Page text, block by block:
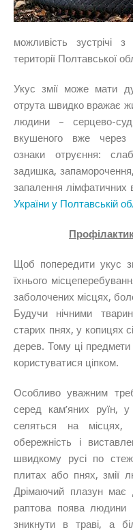
можливість зустрічі
території Полтавської
Укус змії може мати
отрута швидко вражає
людини – серцево-
вкушеного вже через
ознаки отруєння:
задишка,
запалення лімфатичних
України у Полтавській
Щоб попередити укус
їхнього
заболочених місцях,
Будучи нічними
старих пнях, у копицях
дерев. Тому ці
користуватися ціпком.
Особливо уважним
серед кам’яних руїн, у
селяться на
обережність і
швидкому русі по
плитах або пнях, змії
Дрімаючий плазун
раптова поява
зникнути в траві, а